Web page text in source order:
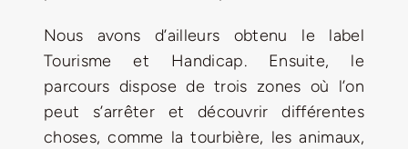
Nous avons d’ailleurs obtenu le label
Tourisme et Handicap. Ensuite, le
parcours dispose de trois zones où l’on
peut s’arrêter et découvrir différentes
choses, comme la tourbière, les animaux,